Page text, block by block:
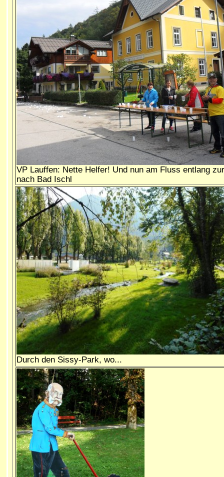
VP Lauffen: Nette Helfer! Und nun am Fluss entlang
nach Bad Ischl
Durch den Sissy-Park, wo...